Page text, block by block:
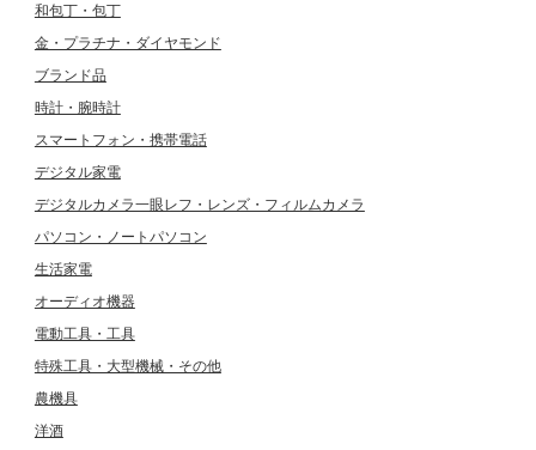
和包丁・包丁
金・プラチナ・ダイヤモンド
ブランド品
時計・腕時計
スマートフォン・携帯電話
デジタル家電
デジタルカメラ一眼レフ・レンズ・フィルムカメラ
パソコン・ノートパソコン
生活家電
オーディオ機器
電動工具・工具
特殊工具・大型機械・その他
農機具
洋酒